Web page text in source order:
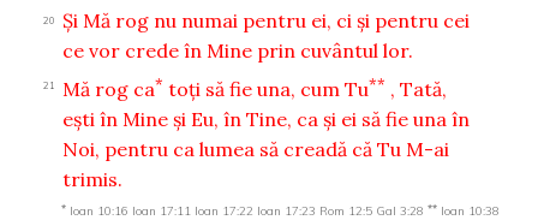
20
Şi Mă rog nu numai pentru ei, ci şi pentru cei
ce vor crede în Mine prin cuvântul lor.
21 Mă rog ca* toţi să fie una, cum Tu** , Tată,
eşti în Mine şi Eu, în Tine, ca şi ei să fie una în
Noi, pentru ca lumea să creadă că Tu M-ai
trimis.
* Ioan 10:16 Ioan 17:11 Ioan 17:22 Ioan 17:23 Rom 12:5 Gal 3:28 ** Ioan 10:38